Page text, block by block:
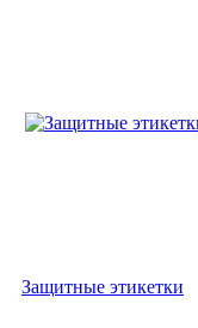
Защитные этикетки